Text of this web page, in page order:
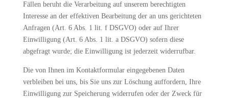
Fällen beruht die Verarbeitung auf unserem berechtigten
Interesse an der effektiven Bearbeitung der an uns gerichteten
Anfragen (Art. 6 Abs. 1 lit. f DSGVO) oder auf Ihrer
Einwilligung (Art. 6 Abs. 1 lit. a DSGVO) sofern diese
abgefragt wurde; die Einwilligung ist jederzeit widerrufbar.
Die von Ihnen im Kontaktformular eingegebenen Daten
verbleiben bei uns, bis Sie uns zur Löschung auffordern, Ihre
Einwilligung zur Speicherung widerrufen oder der Zweck für